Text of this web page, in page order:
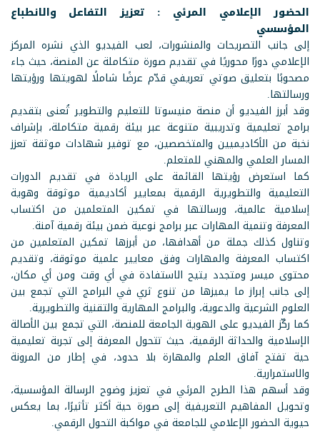
الحضور الإعلامي المرئي : تعزيز التفاعل والانطباع
المؤسسي
إلى جانب التصريحات والمنشورات، لعب الفيديو الذي نشره المركز
الإعلامي دورًا محوريًا في تقديم صورة متكاملة عن المنصة، حيث جاء
مصحوبًا بتعليق صوتي تعريفي قدّم عرضًا شاملًا لهويتها ورؤيتها
ورسالتها.
وقد أبرز الفيديو أن منصة منيسوتا للتعليم والتطوير تُعنى بتقديم
برامج تعليمية وتدريبية متنوعة عبر بيئة رقمية متكاملة، بإشراف
نخبة من الأكاديميين والمتخصصين، مع توفير شهادات موثقة تعزز
المسار العلمي والمهني للمتعلم.
كما استعرض رؤيتها القائمة على الريادة في تقديم الدورات
التعليمية والتطويرية الرقمية بمعايير أكاديمية موثوقة وهوية
إسلامية عالمية، ورسالتها في تمكين المتعلمين من اكتساب
المعرفة وتنمية المهارات عبر برامج نوعية ضمن بيئة رقمية آمنة.
وتناول كذلك جملة من أهدافها، من أبرزها تمكين المتعلمين من
اكتساب المعرفة والمهارات وفق معايير علمية موثوقة، وتقديم
محتوى ميسر ومتجدد يتيح الاستفادة في أي وقت ومن أي مكان،
إلى جانب إبراز ما يميزها من تنوع ثري في البرامج التي تجمع بين
العلوم الشرعية والدعوية، والبرامج المهارية والتقنية والتطويرية.
كما ركّز الفيديو على الهوية الجامعة للمنصة، التي تجمع بين الأصالة
الإسلامية والحداثة الرقمية، حيث تتحول المعرفة إلى تجربة تعليمية
حية تفتح آفاق العلم والمهارة بلا حدود، في إطار من المرونة
والاستمرارية.
وقد أسهم هذا الطرح المرئي في تعزيز وضوح الرسالة المؤسسية،
وتحويل المفاهيم التعريفية إلى صورة حية أكثر تأثيرًا، بما يعكس
حيوية الحضور الإعلامي للجامعة في مواكبة التحول الرقمي.